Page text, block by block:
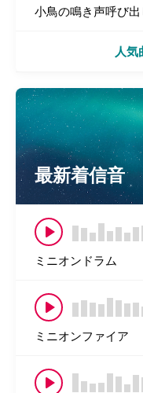
小鳥の鳴き声呼び
人気
最新着信音
ミニオンドラム
ミニオンファイア